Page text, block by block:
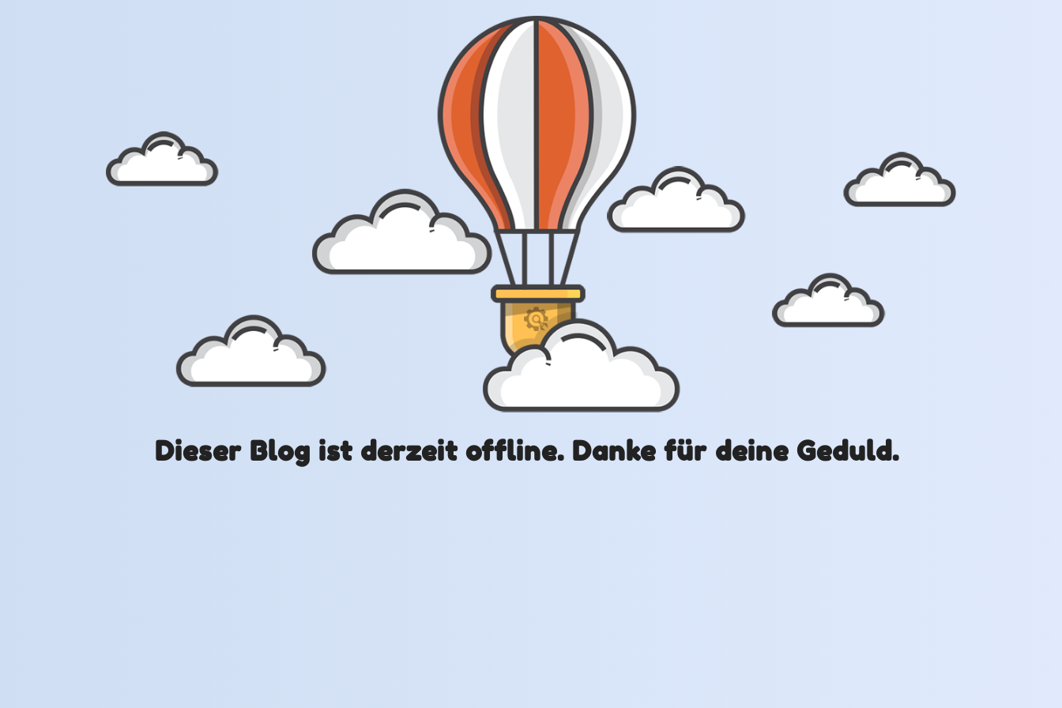
Dieser Blog ist derzeit offline. Danke für deine Geduld.